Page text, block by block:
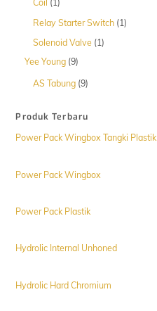
Coil 1
Relay Starter Switch 11
Solenoid Valve 11
Yee Young 99
AS Tabung 99
Produk Terbaru
Power Pack Wingbox Tangki Plastik
Power Pack Wingbox
Power Pack Plastik
Hydrolic Internal Unhoned
Hydrolic Hard Chromium